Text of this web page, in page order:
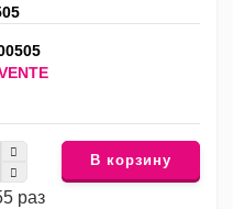
раз
В корзину